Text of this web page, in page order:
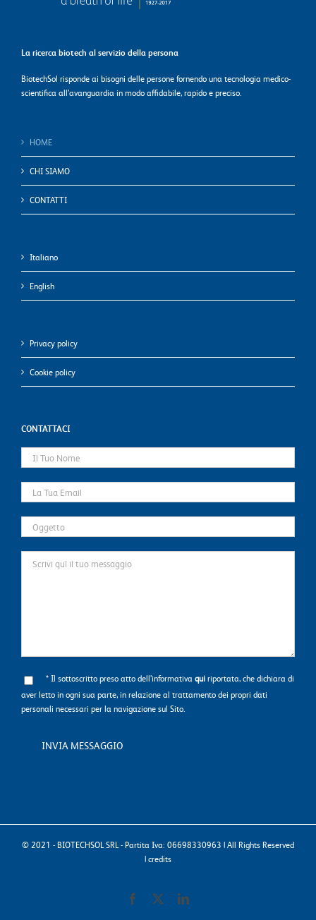
La ricerca biotech al servizio della persona
BiotechSol risponde ai bisogni delle persone fornendo una tecnologia medico-
scientifica all’avanguardia in modo affidabile, rapido e preciso.
HOME
CHI SIAMO
CONTATTI
Italiano
English
Privacy policy
Cookie policy
CONTATTACI
* Il sottoscritto preso atto dell’informativa quiriportata, che dichiara di
aver letto in ogni sua parte, in relazione al trattamento dei propri dati
personali necessari per la navigazione sul Sito.
© 2021 - BIOTECHSOL SRL - Partita Iva: 06698330963 | All Rights Reserved
|credits
Facebook LinkedIn